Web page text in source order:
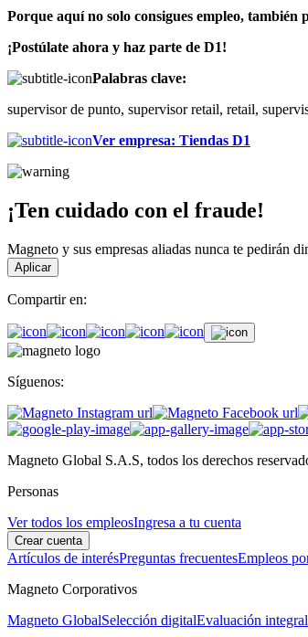
Porque aquí no solo consigues empleo,
¡Postúlate ahora y haz parte de D1!
Palabras clave:
supervisor de punto, supervisor retail, retail,
Ver empresa: Tiendas D1
¡Ten cuidado con el fraude!
Magneto y sus empresas aliadas nunca te pedirán
Aplicar
Compartir en:
Síguenos:
Magneto Global S.A.S, todos los derechos
Personas
Ver todos los empleosIngresa a tu cuenta
Crear cuenta
Artículos de interésPreguntas frecuentesEmpleos
Magneto Corporativos
Magneto GlobalSelección digitalEvaluación